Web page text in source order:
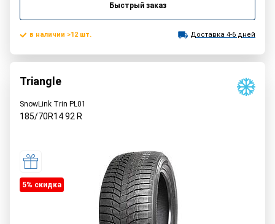
Быстрый заказ
в наличии >12 шт. Доставка 4-6 дней
Triangle
SnowLink Trin PL01
185/70R1492 R
5% cкидка